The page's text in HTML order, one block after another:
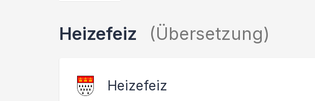
Heizefeiz (Übersetzung)
Heizefeiz